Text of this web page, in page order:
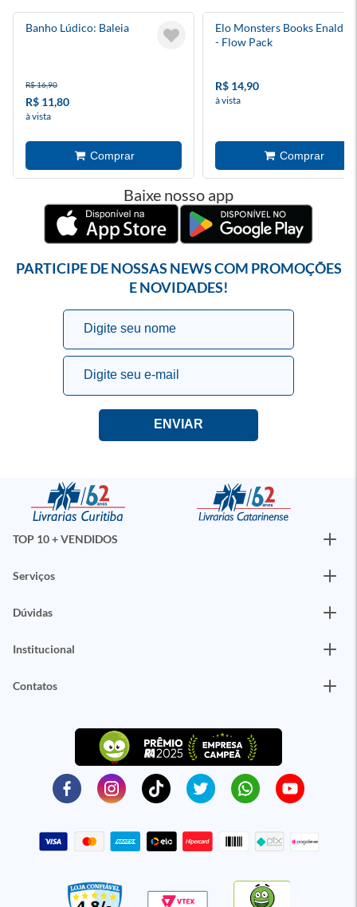
Banho Lúdico: Baleia
R$ 16,90
R$ 11,80
à vista
Elo Monsters Books
- Flow Pack
R$ 14,90
à vista
Baixe nosso app
PARTICIPE DE NOSSAS NEWS COM PROMOÇÕES
E NOVIDADES!
TOP 10 + VENDIDOS
Serviços
Dúvidas
Institucional
Contatos